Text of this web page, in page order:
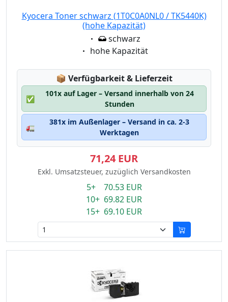
Kyocera Toner schwarz (1T0C0A0NL0 / TK5440K)
(hohe Kapazität)
Eigenschaft:
schwarz
Eigenschaft:
hohe Kapazität
📦 Lagerstatus:
Verfügbarkeit & Lieferzeit
✅
101x auf Lager – Versand innerhalb von 24
Stunden
🚛
381x im Außenlager – Versand in ca. 2-3
Werktagen
71,24 EUR
Exkl. Umsatzsteuer, zuzüglich Versandkosten
5+ 70.53 EUR
10+ 69.82 EUR
15+ 69.10 EUR